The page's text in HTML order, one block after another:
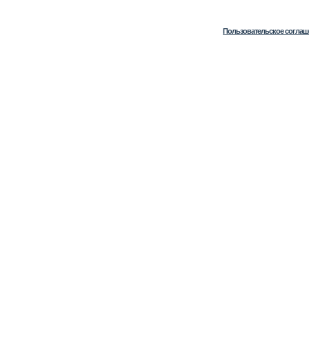
Пользовательское